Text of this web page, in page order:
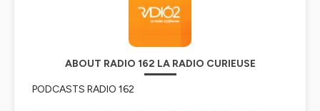
ABOUT RADIO 162 LA RADIO CURIEUSE
PODCASTS RADIO 162